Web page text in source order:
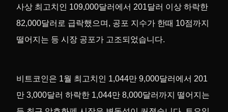
사상 최고치인 109,000달러에서 201달러 이상 하락한
82,000달러로 급락했으며, 공포 지수가 한때 10점까지
떨어지는 등 시장 공포가 고조되었습니다.
비트코인은 1월 최고치인 1,044만 9,000달러에서 201
만 3,000달러 하락한 1,044만 8,000달러까지 떨어지는